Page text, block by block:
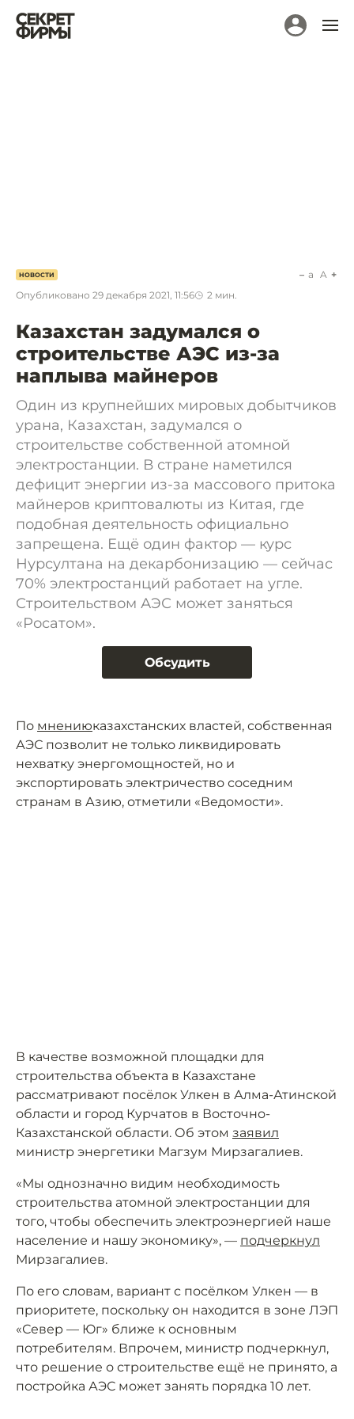
НОВОСТИ
Опубликовано 29 декабря 2021, 11:56 2 мин.
a A
Казахстан задумался о
строительстве АЭС из-за
наплыва майнеров
Один из крупнейших мировых добытчиков
урана, Казахстан, задумался о
строительстве собственной атомной
электростанции. В стране наметился
дефицит энергии из-за массового притока
майнеров криптовалюты из Китая, где
подобная деятельность официально
запрещена. Ещё один фактор — курс
Нурсултана на декарбонизацию — сейчас
70% электростанций работает на угле.
Строительством АЭС может заняться
«Росатом».
Обсудить
По мнениюказахстанских властей, собственная
АЭС позволит не только ликвидировать
нехватку энергомощностей, но и
экспортировать электричество соседним
странам в Азию, отметили «Ведомости».
В качестве возможной площадки для
строительства объекта в Казахстане
рассматривают посёлок Улкен в Алма-Атинской
области и город Курчатов в Восточно-
Казахстанской области. Об этом заявил
министр энергетики Магзум Мирзагалиев.
«Мы однозначно видим необходимость
строительства атомной электростанции для
того, чтобы обеспечить электроэнергией наше
население и нашу экономику», — подчеркнул
Мирзагалиев.
По его словам, вариант с посёлком Улкен — в
приоритете, поскольку он находится в зоне ЛЭП
«Север — Юг» ближе к основным
потребителям. Впрочем, министр подчеркнул,
что решение о строительстве ещё не принято, а
постройка АЭС может занять порядка 10 лет.